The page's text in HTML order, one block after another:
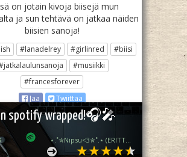
on jotain kivoja biisejä mun
ja sun tehtävä on jatkaa näiden
biisien sanoja!
#lanadelrey #girlinred
#biisi
#musiikki
#francesforever
Jaa
Twiittaa
spotify wrapped!🎧🎤
⋆.˚✮Nipsu<3✮˚.⋆ (ERITTÄIN epä akt)